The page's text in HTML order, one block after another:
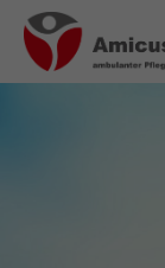
Login